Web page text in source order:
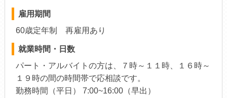
雇用期間
60歳定年制 再雇用あり
就業時間・日数
パート・アルバイトの方は、７時～１１時、１６時～
１９時の間の時間帯で応相談です。
勤務時間（平日） 7:00~16:00（早出）